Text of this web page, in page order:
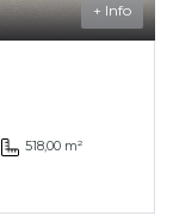
+ Info
518,00 m²